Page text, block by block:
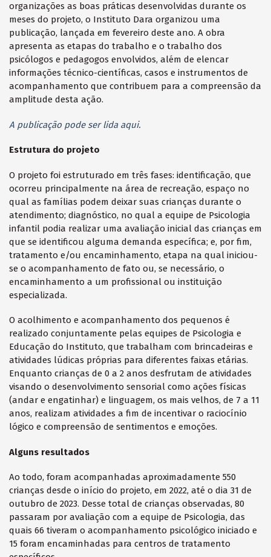
organizações as boas práticas desenvolvidas durante os
meses do projeto, o Instituto Dara organizou uma
publicação, lançada em fevereiro deste ano. A obra
apresenta as etapas do trabalho e o trabalho dos
psicólogos e pedagogos envolvidos, além de elencar
informações técnico-científicas, casos e instrumentos de
acompanhamento que contribuem para a compreensão da
amplitude desta ação.
A publicação pode ser lida aqui.
Estrutura do projeto
O projeto foi estruturado em três fases: identificação, que
ocorreu principalmente na área de recreação, espaço no
qual as famílias podem deixar suas crianças durante o
atendimento; diagnóstico, no qual a equipe de Psicologia
infantil podia realizar uma avaliação inicial das crianças em
que se identificou alguma demanda específica; e, por fim,
tratamento e/ou encaminhamento, etapa na qual iniciou-
se o acompanhamento de fato ou, se necessário, o
encaminhamento a um profissional ou instituição
especializada.
O acolhimento e acompanhamento dos pequenos é
realizado conjuntamente pelas equipes de Psicologia e
Educação do Instituto, que trabalham com brincadeiras e
atividades lúdicas próprias para diferentes faixas etárias.
Enquanto crianças de 0 a 2 anos desfrutam de atividades
visando o desenvolvimento sensorial como ações físicas
(andar e engatinhar) e linguagem, os mais velhos, de 7 a 11
anos, realizam atividades a fim de incentivar o raciocínio
lógico e compreensão de sentimentos e emoções.
Alguns resultados
Ao todo, foram acompanhadas aproximadamente 550
crianças desde o início do projeto, em 2022, até o dia 31 de
outubro de 2023. Desse total de crianças observadas, 80
passaram por avaliação com a equipe de Psicologia, das
quais 66 tiveram o acompanhamento psicológico iniciado e
15 foram encaminhadas para centros de tratamento